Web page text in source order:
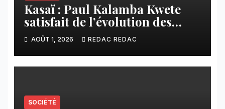
Kasaï : Paul Kalamba Kwete
satisfait de l’évolution des
travaux routiers exécutés par
SAFRIMEX
AOÛT 1, 2026 REDAC REDAC
SOCIÉTÉ